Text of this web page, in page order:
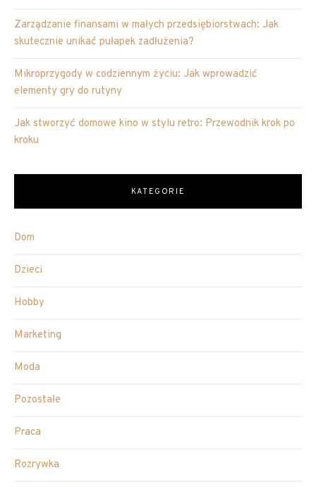
Zarządzanie finansami w małych przedsiębiorstwach: Jak
skutecznie unikać pułapek zadłużenia?
Mikroprzygody w codziennym życiu: Jak wprowadzić
elementy gry do rutyny
Jak stworzyć domowe kino w stylu retro: Przewodnik krok po
kroku
KATEGORIE
Dom
Dzieci
Hobby
Marketing
Moda
Pozostałe
Praca
Rozrywka